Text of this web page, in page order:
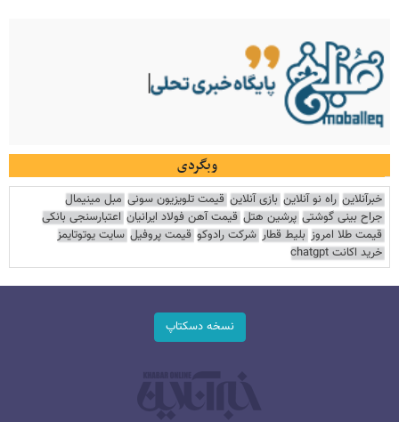
وبگردی
خبرآنلاین راه نو آنلاین بازی آنلاین قیمت تلویزیون سونی مبل مینیمال
جراح بینی گوشتی پرشین هتل قیمت آهن فولاد ایرانیان اعتبارسنجی بانکی
قیمت طلا امروز بلیط قطار شرکت رادوکو قیمت پروفیل سایت یوتوتایمز
خرید اکانت chatgpt
نسخه دسکتاپ